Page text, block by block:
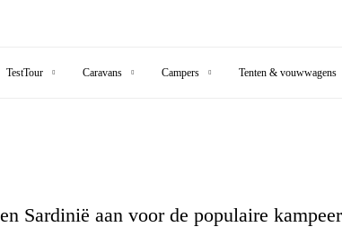
TestTour Caravans Campers Tenten & vouwwagens
Sardinië aan voor de populaire